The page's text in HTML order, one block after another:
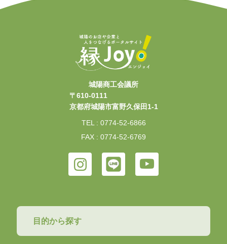
城陽商工会議所
〒610-0111
京都府城陽市富野久保田1-1
TEL : 0774-52-6866
FAX : 0774-52-6769
目的から探す